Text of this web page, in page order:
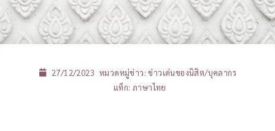
27/12/2023 หมวดหมู่ข่าว:ข่าวเด่นของนิสิต/บุคลากร
แท็ก: ภาษาไทย